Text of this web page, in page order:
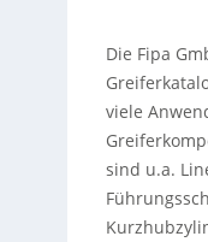
Die Fipa
viele
sind u.a.